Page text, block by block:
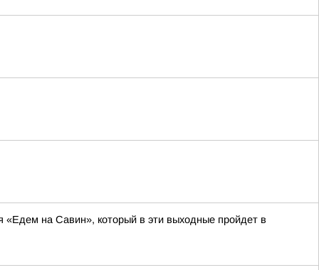
«Едем на Савин», который в эти выходные пройдет в